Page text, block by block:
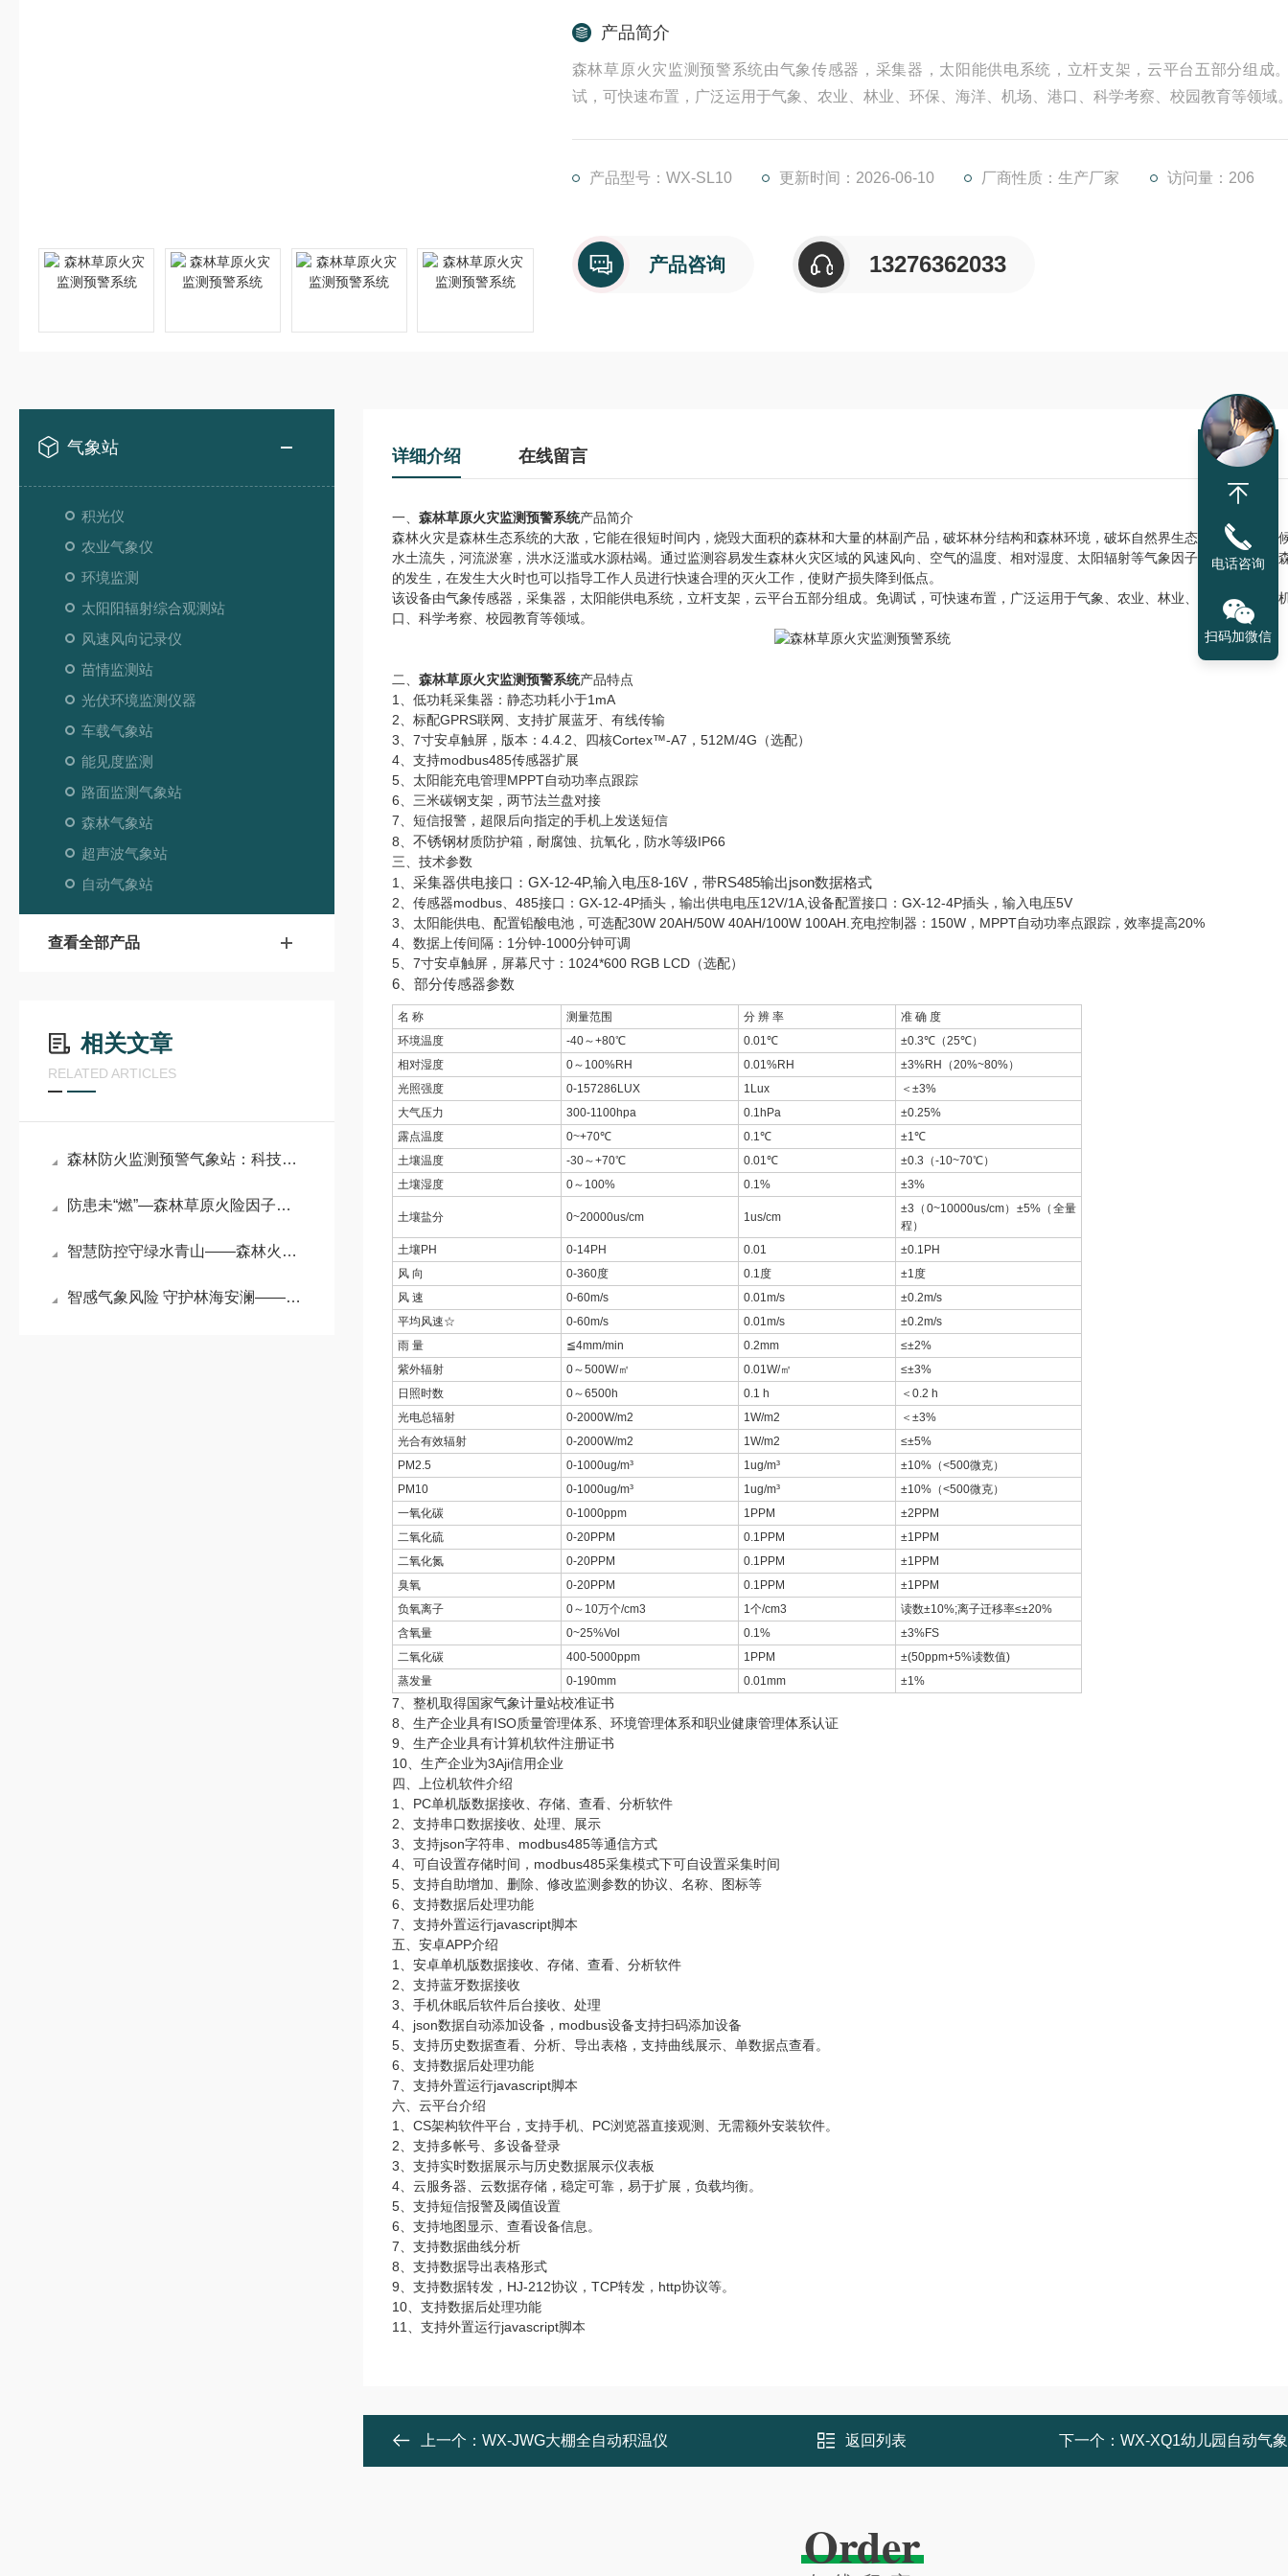
产品简介
森林草原火灾监测预警系统由气象传感器，采集器，太阳能供电系统，立杆支架，云平台五部分组成
试，可快速布置，广泛运用于气象、农业、林业、环保、海洋、机场、港口、科学考察、校园教育等领域
产品型号：WX-SL10 更新时间：2026-06-10 厂商性质：生产厂家 访问量：206
产品咨询 13276362033
气象站
积光仪
农业气象仪
环境监测
太阳阳辐射综合观测站
风速风向记录仪
苗情监测站
光伏环境监测仪器
车载气象站
能见度监测
路面监测气象站
森林气象站
超声波气象站
自动气象站
查看全部产品
相关文章
RELATED ARTICLES
森林防火监测预警气象站：科技铸盾，以智能气象预警守护万亩林海
防患未“燃”—森林草原火险因子综合监测系统的核心优势与场景应用
智慧防控守绿水青山——森林火灾气象监测系统，筑牢森林安全第一道防线
智感气象风险 守护林海安澜——森林防火气象预警监测系统的实践与价值
详细介绍 在线留言
一、 森林草原火灾监测预警系统产品简介
森林火灾是森林生态系统的大敌，它能在很短时间内，烧毁大面积的森林和大量的林副产品，破坏林分结构和森林环境，破坏自然界生态平衡，造成气
水土流失，河流淤塞，洪水泛滥或水源枯竭。通过监测容易发生森林火灾区域的风速风向、空气的温度、相对湿度、太阳辐射等气象因子，可以对预防
的发生，在发生大火时也可以指导工作人员进行快速合理的灭火工作，使财产损失降到低点。
该设备由气象传感器，采集器，太阳能供电系统，立杆支架，云平台五部分组成。免调试，可快速布置，广泛运用于气象、农业、林业、环保、海洋、
口、科学考察、校园教育等领域。
二、 森林草原火灾监测预警系统产品特点
1、低功耗采集器：静态功耗小于1mA
2、标配GPRS联网、支持扩展蓝牙、有线传输
3、7寸安卓触屏，版本：4.4.2、四核Cortex™-A7，512M/4G（选配）
4、支持modbus485传感器扩展
5、太阳能充电管理MPPT自动功率点跟踪
6、三米碳钢支架，两节法兰盘对接
7、短信报警，超限后向指定的手机上发送短信
8、 不锈钢材质防护箱，耐腐蚀、抗氧化，防水等级IP66
三、技术参数
1、 采集器供电接口：GX-12-4P,输入电压8-16V，带RS485输出json数据格式
2、传感器modbus、485接口：GX-12-4P插头，输出供电电压12V/1A,设备配置接口：GX-12-4P插头，输入电压5V
3、太阳能供电、配置铅酸电池，可选配30W 20AH/50W 40AH/100W 100AH.充电控制器：150W，MPPT自动功率点跟踪，效率提高20%
4、数据上传间隔：1分钟-1000分钟可调
5、7寸安卓触屏，屏幕尺寸：1024*600 RGB LCD（选配）
6、部分传感器参数
名 称 测量范围 分 辨 率
准 确 度
环境温度
-40～+80℃ 0.01℃
±0.3℃（25℃）
相对湿度
0～100%RH 0.01%RH
±3%RH（20%~80%）
光照强度
0-157286LUX 1Lux
＜±3%
大气压力
300-1100hpa 0.1hPa
±0.25%
露点温度
0~+70℃ 0.1℃
±1℃
土壤温度
-30～+70℃ 0.01℃
±0.3（-10~70℃）
土壤湿度
0～100% 0.1% ±3%
土壤盐分 0~20000us/cm 1us/cm
±3（0~10000us/cm）±5%（全量
程）
土壤PH
0-14PH 0.01
±0.1PH
风 向
0-360度 0.1度
±1度
风 速
0-60m/s 0.01m/s
±0.2m/s
平均风速☆
0-60m/s 0.01m/s
±0.2m/s
雨 量
≦4mm/min 0.2mm
≤±2%
紫外辐射
0～500W/㎡ 0.01W/㎡
≤±3%
日照时数
0～6500h 0.1 h
＜0.2 h
光电总辐射
0-2000W/m2 1W/m2
＜±3%
光合有效辐射
0-2000W/m2 1W/m2
≤±5%
PM2.5
0-1000ug/m³ 1ug/m³
±10%（<500微克）
PM10
0-1000ug/m³ 1ug/m³
±10%（<500微克）
一氧化碳
0-1000ppm 1PPM
±2PPM
二氧化硫
0-20PPM 0.1PPM
±1PPM
二氧化氮
0-20PPM 0.1PPM
±1PPM
臭氧
0-20PPM 0.1PPM
±1PPM
负氧离子
0～10万个/cm3 1个/cm3
读数±10%;离子迁移率≤±20%
含氧量
0~25%Vol 0.1%
±3%FS
二氧化碳
400-5000ppm 1PPM
±(50ppm+5%读数值)
蒸发量
0-190mm 0.01mm ±1%
7、整机取得国家气象计量站校准证书
8、生产企业具有ISO质量管理体系、环境管理体系和职业健康管理体系认证
9、生产企业具有计算机软件注册证书
10、生产企业为3Aji信用企业
四、上位机软件介绍
1、PC单机版数据接收、存储、查看、分析软件
2、支持串口数据接收、处理、展示
3、支持json字符串、modbus485等通信方式
4、可自设置存储时间，modbus485采集模式下可自设置采集时间
5、支持自助增加、删除、修改监测参数的协议、名称、图标等
6、支持数据后处理功能
7、支持外置运行javascript脚本
五、安卓APP介绍
1、安卓单机版数据接收、存储、查看、分析软件
2、支持蓝牙数据接收
3、手机休眠后软件后台接收、处理
4、json数据自动添加设备，modbus设备支持扫码添加设备
5、支持历史数据查看、分析、导出表格，支持曲线展示、单数据点查看。
6、支持数据后处理功能
7、支持外置运行javascript脚本
六、云平台介绍
1、CS架构软件平台，支持手机、PC浏览器直接观测、无需额外安装软件。
2、支持多帐号、多设备登录
3、支持实时数据展示与历史数据展示仪表板
4、云服务器、云数据存储，稳定可靠，易于扩展，负载均衡。
5、支持短信报警及阈值设置
6、支持地图显示、查看设备信息。
7、支持数据曲线分析
8、支持数据导出表格形式
9、支持数据转发，HJ-212协议，TCP转发，http协议等。
10、支持数据后处理功能
11、支持外置运行javascript脚本
上一个： WX-JWG大棚全自动积温仪 返回列表 下一个： WX-XQ1幼儿园自动气
Order
电话咨询
扫码加微信